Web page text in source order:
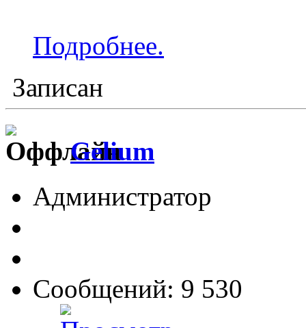
Подробнее.
Записан
Gelium
Администратор
Сообщений: 9 530